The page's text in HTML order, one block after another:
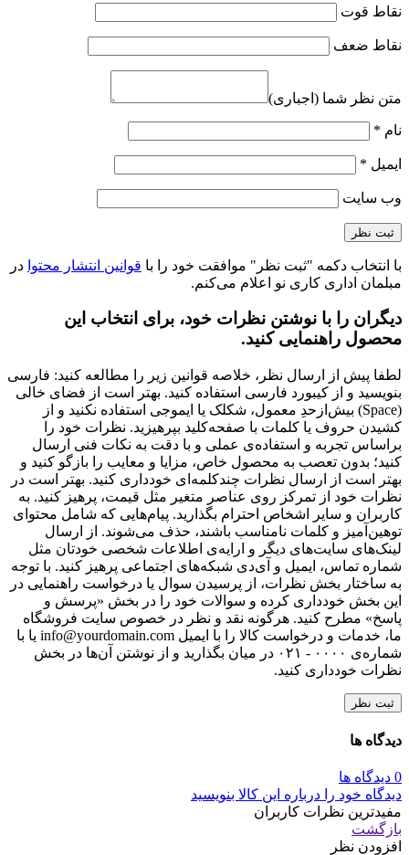
نقاط قوت
نقاط ضعف
متن نظر شما (اجباری)
نام *
ایمیل *
وب‌ سایت
با انتخاب دکمه "ثبت نظر" موافقت خود را با قوانین انتشار محتوا در
مبلمان اداری کاری نو اعلام می‌کنم.
دیگران را با نوشتن نظرات خود، برای انتخاب این
محصول راهنمایی کنید.
لطفا پیش از ارسال نظر، خلاصه قوانین زیر را مطالعه کنید: فارسی
بنویسید و از کیبورد فارسی استفاده کنید. بهتر است از فضای خالی
(Space) بیش‌از‌حدِ معمول، شکلک یا ایموجی استفاده نکنید و از
کشیدن حروف یا کلمات با صفحه‌کلید بپرهیزید. نظرات خود را
براساس تجربه و استفاده‌ی عملی و با دقت به نکات فنی ارسال
کنید؛ بدون تعصب به محصول خاص، مزایا و معایب را بازگو کنید و
بهتر است از ارسال نظرات چندکلمه‌‌ای خودداری کنید. بهتر است در
نظرات خود از تمرکز روی عناصر متغیر مثل قیمت، پرهیز کنید. به
کاربران و سایر اشخاص احترام بگذارید. پیام‌هایی که شامل محتوای
توهین‌آمیز و کلمات نامناسب باشند، حذف می‌شوند. از ارسال
لینک‌های سایت‌های دیگر و ارایه‌ی اطلاعات شخصی خودتان مثل
شماره تماس، ایمیل و آی‌دی شبکه‌های اجتماعی پرهیز کنید. با توجه
به ساختار بخش نظرات، از پرسیدن سوال یا درخواست راهنمایی در
این بخش خودداری کرده و سوالات خود را در بخش «پرسش و
پاسخ» مطرح کنید. هرگونه نقد و نظر در خصوص سایت فروشگاه
ما، خدمات و درخواست کالا را با ایمیل info@yourdomain.com یا با
شماره‌ی ۰۰۰۰ - ۰۲۱ در میان بگذارید و از نوشتن آن‌ها در بخش
نظرات خودداری کنید.
ثبت نظر
دیدگاه ها
0 دیدگاه ها
دیدگاه خود را درباره این کالا بنویسید
مفیدترین نظرات کاربران
بازگشت
افزودن نظر